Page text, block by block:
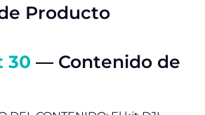
Producto
30 — Contenido de